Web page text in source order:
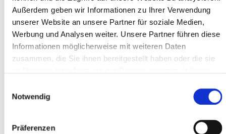
Außerdem geben wir Informationen zu Ihrer Verwendung
unserer Website an unsere Partner für soziale Medien,
Werbung und Analysen weiter. Unsere Partner führen diese
Informationen möglicherweise mit weiteren Daten
zusammen, die Sie ihnen bereitgestellt haben oder die sie
Notwendig
Präferenzen
Diakonisches Werk
Migrationsberatung & unabhängige
Seminariumsgasse 4-6
67547 Worms